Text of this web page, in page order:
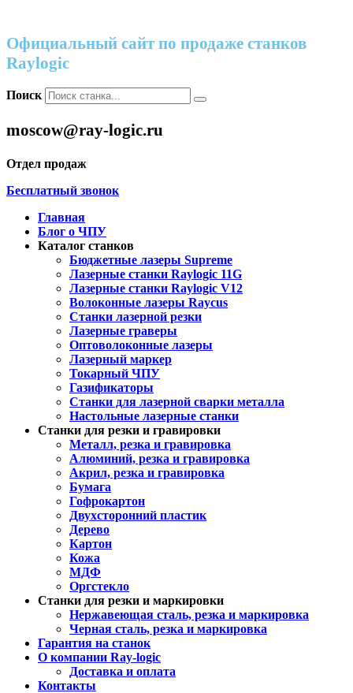
Официальный сайт по продаже станков
Raylogic
Поиск
moscow@ray-logic.ru
Отдел продаж
Бесплатный звонок
Главная
Блог о ЧПУ
Каталог станков
Бюджетные лазеры Supreme
Лазерные станки Raylogic 11G
Лазерные станки Raylogic V12
Волоконные лазеры Raycus
Станки лазерной резки
Лазерные граверы
Оптоволоконные лазеры
Лазерный маркер
Токарный ЧПУ
Газификаторы
Cтанки для лазерной сварки металла
Настольные лазерные станки
Станки для резки и гравировки
Металл, резка и гравировка
Алюминий, резка и гравировка
Акрил, резка и гравировка
Бумага
Гофрокартон
Двухсторонний пластик
Дерево
Картон
Кожа
МДФ
Оргстекло
Станки для резки и маркировки
Нержавеющая сталь, резка и маркировка
Черная сталь, резка и маркировка
Гарантия на станок
О компании Ray-logic
Доставка и оплата
Контакты